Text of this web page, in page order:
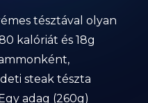
tésztával olyan
kalóriát és 18g
steak tészta
adag (260g)